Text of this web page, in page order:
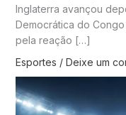
Inglaterra avançou
Democrática do
pela reação […]
Esportes / Deixe um